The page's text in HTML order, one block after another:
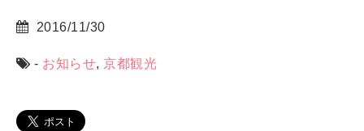
2016/11/30
- お知らせ, 京都観光